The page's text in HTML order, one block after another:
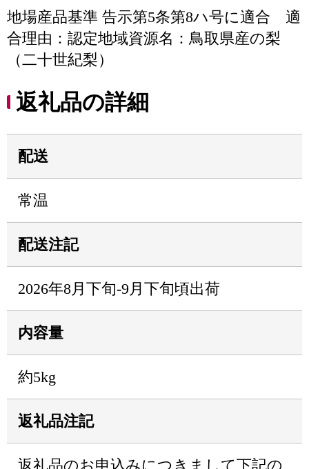
地場産品基準 告示第5条第8ハ号に適合 適
合理由：認定地域資源名：鳥取県産の梨
（二十世紀梨）
返礼品の詳細
配送
常温
配送注記
2026年8月下旬-9月下旬頃出荷
内容量
約5kg
返礼品注記
返礼品のお申込みにつきまして下記の